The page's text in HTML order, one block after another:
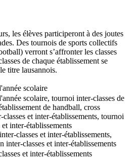
les élèves participeront à des joutes
Des tournois de sports collectifs
verront s’affronter les classes
de chaque établissement se
titre lausannois.
scolaire
scolaire, tournoi inter-classes de
de handball, cross
classes et inter-établissements, tournoi
inter-établissements
classes et inter-établissements,
inter-classes et inter-établissements
et inter-établissements